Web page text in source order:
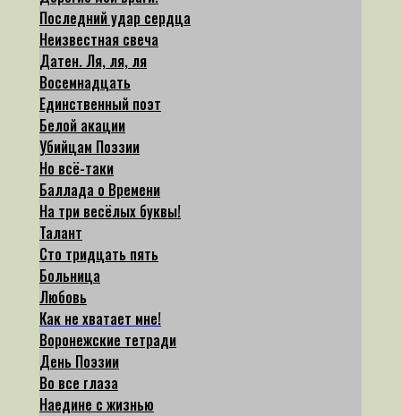
Последний удар сердца
Неизвестная свеча
Датен. Ля, ля, ля
Восемнадцать
Единственный поэт
Белой акации
Убийцам Поэзии
Но всё-таки
Баллада о Времени
На три весёлых буквы!
Талант
Сто тридцать пять
Больница
Любовь
Как не хватает мне!
Воронежские тетради
День Поэзии
Во все глаза
Наедине с жизнью